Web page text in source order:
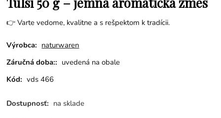
👉 Varte vedome, kvalitne a s rešpektom k tradícii.
Výrobca: naturwaren
Záručná doba:: uvedená na obale
Kód: vds 466
Dostupnosť: na sklade